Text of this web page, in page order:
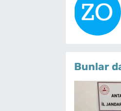
Bunlar